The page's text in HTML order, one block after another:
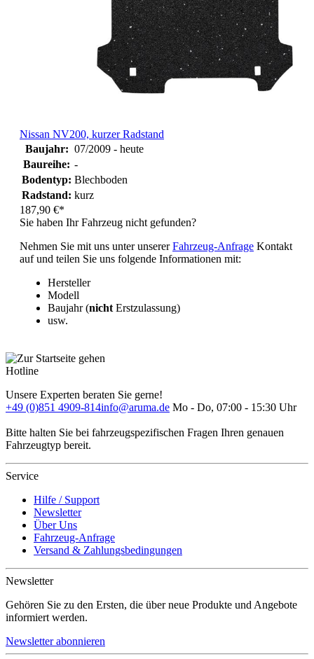
Nissan NV200, kurzer Radstand
Baujahr: 07/2009 - heute
Baureihe: -
Bodentyp: Blechboden
Radstand: kurz
187,90 €*
Sie haben Ihr Fahrzeug nicht gefunden?
Nehmen Sie mit uns unter unsererFahrzeug-Anfrage Kontakt
auf und teilen Sie uns folgende Informationen mit:
Hersteller
Modell
Baujahr (nicht Erstzulassung)
usw.
Hotline
Unsere Experten beraten Sie gerne!
+49 (0)851 4909-814info@aruma.de Mo - Do, 07:00 - 15:30 Uhr
Bitte halten Sie bei fahrzeugspezifischen Fragen Ihren genauen
Fahrzeugtyp bereit.
Service
Hilfe / Support
Newsletter
Über Uns
Fahrzeug-Anfrage
Versand & Zahlungsbedingungen
Newsletter
Gehören Sie zu den Ersten, die über neue Produkte und Angebote
informiert werden.
Newsletter abonnieren